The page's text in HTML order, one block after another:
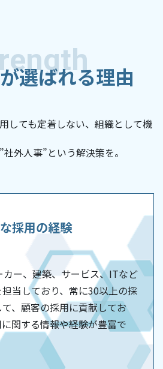
会社情報
ウンロード
料相談
選ばれる理由
しても定着しない、組織として機
外人事”という解決策を。
採用の経験
ー、建築、サービス、ITなど
当しており、常に30以上の採
、顧客の採用に貢献してお
関する情報や経験が豊富で